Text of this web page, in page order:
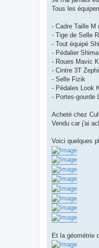
l
Tous les
- Cadre Taille M
- Tige de Selle
- Tout équipé
- Pédalier
- Roues Mavic
- Cintre 3T
- Selle Fizik
- Pédales Look
- Portes-gourde
Acheté chez
Vendu car j'ai
Voici quelques
Et la géométrie